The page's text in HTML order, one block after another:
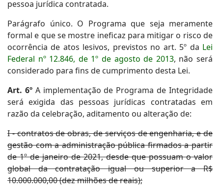
pessoa jurídica contratada.
Parágrafo único. O Programa que seja meramente
formal e que se mostre ineficaz para mitigar o risco de
ocorrência de atos lesivos, previstos no art. 5º da Lei
Federal nº 12.846, de 1º de agosto de 2013, não será
considerado para fins de cumprimento desta Lei.
Art. 6ºA implementação de Programa de Integridade
será exigida das pessoas jurídicas contratadas em
razão da celebração, aditamento ou alteração de:
I - contratos de obras, de serviços de engenharia, e de
gestão com a administração pública firmados a partir
de 1º de janeiro de 2021, desde que possuam o valor
global da contratação igual ou superior a R$
10.000.000,00 (dez milhões de reais);